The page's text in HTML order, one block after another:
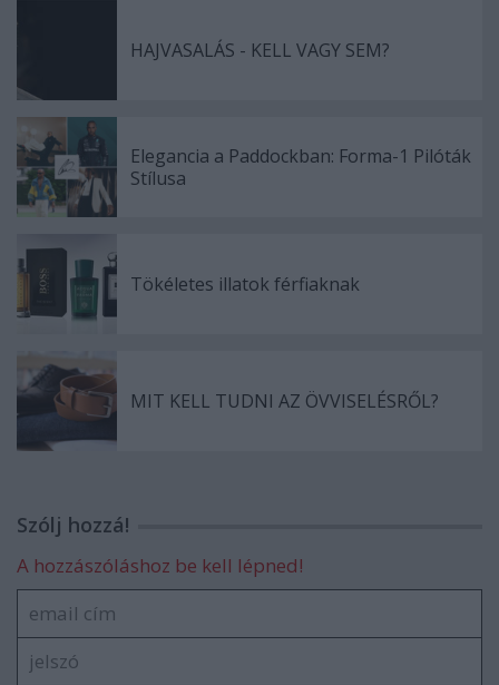
HAJVASALÁS - KELL VAGY SEM?
Elegancia a Paddockban: Forma-1 Pilóták
Stílusa
Tökéletes illatok férfiaknak
MIT KELL TUDNI AZ ÖVVISELÉSRŐL?
Szólj hozzá!
A hozzászóláshoz be kell lépned!